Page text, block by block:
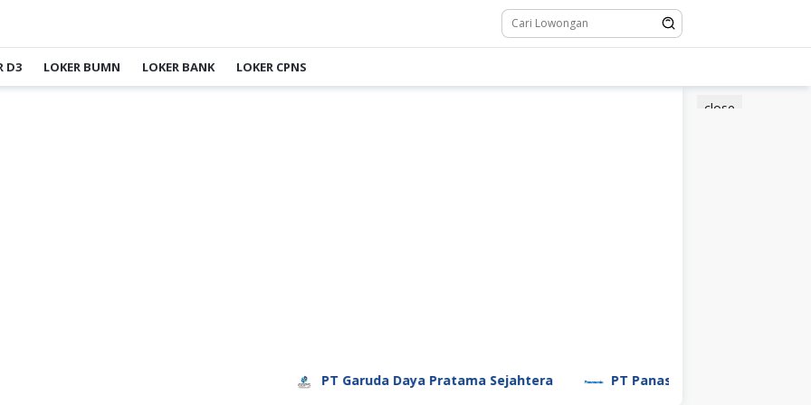
D3 LOKER BUMN LOKER BANK LOKER CPNS
close
PT Garuda Daya Pratama Sejahtera PT Panasonic Manufacturing